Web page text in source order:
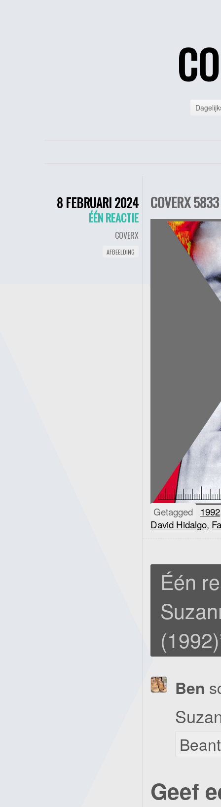
8 FEBRUARI 2024
ÉÉN REACTIE
COVERX
AFBEELDING
COVERX
Getagged 1992
David Hidalgo,
Één
(1992)
Ben
Geef